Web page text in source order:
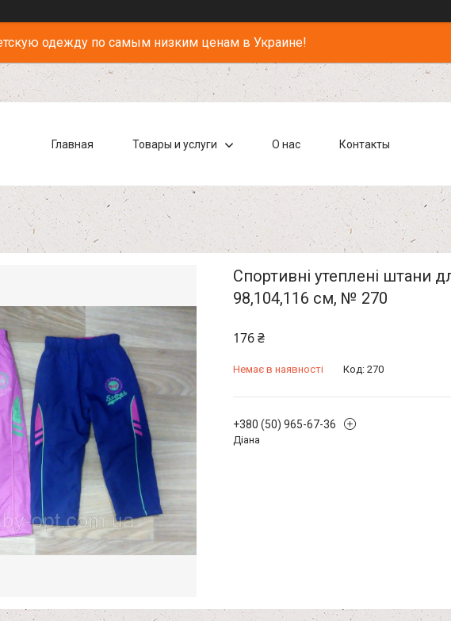
одежду по самым низким ценам в Украине!
Главная Товары и услуги О нас Контакты
Спортивні утеплені штани
98,104,116 см, № 270
176 ₴
Немає в наявності Код: 270
+380 (50) 965-67-36
Діана